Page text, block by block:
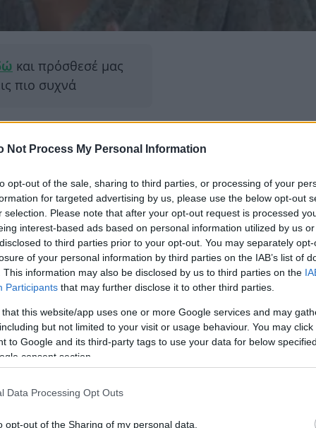
Not Process My Personal Information
opt-out of the sale, sharing to third parties, or processing of your
for targeted advertising by us, please use the below opt-out
selection. Please note that after your opt-out request is processed
interest-based ads based on personal information utilized by us
to third parties prior to your opt-out. You may separately
of your personal information by third parties on the IAB’s list of
This information may also be disclosed by us to third parties on the
Participants that may further disclose it to other third parties.
that this website/app uses one or more Google services and may
but not limited to your visit or usage behaviour. You may
to Google and its third-party tags to use your data for below
consent section.
Data Processing Opt Outs
opt-out of the Sharing of my personal data.
και πρόσθεσέ μας
πιο συχνά
αλλά ηΒάσω Λασκαράκημε
περάσουν δημιουργικά το
ο καταξιωμένος σεφ όλη την
και ταινίες και γελούν
Σουλτάτος τρόλαρε τη σύζυγό
σειρά του Alpha
της Βάσως Λασκαράκη, η
εδώ και εβδομάδες, καθώς έχει
η ηθοποιός δεν μπορεί να πάει
σε ένα σπίτι!